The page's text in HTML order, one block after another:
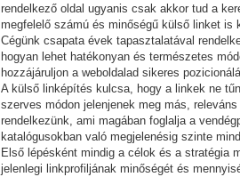
rendelkező oldal ugyanis csak akkor tud a
megfelelő számú és minőségű külső linket is
Cégünk csapata évek tapasztalatával
hogyan lehet hatékonyan és természetes
hozzájáruljon a weboldalad sikeres
A külső linképítés kulcsa, hogy a linkek ne
szerves módon jelenjenek meg más,
rendelkezünk, ami magában foglalja a
katalógusokban való megjelenésig szinte
Első lépésként mindig a célok és a stratégia
jelenlegi linkprofiljának minőségét és